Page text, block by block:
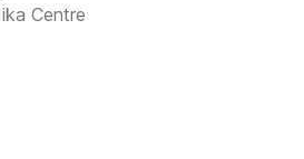
Centre